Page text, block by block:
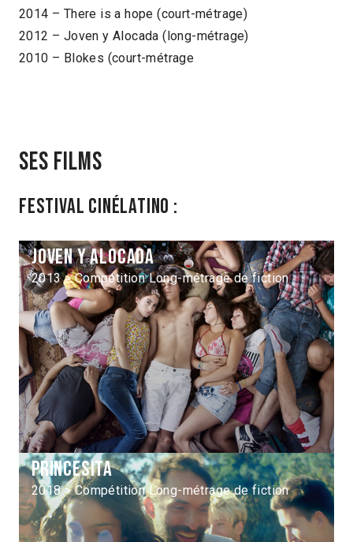
2014 – There is a hope (court-métrage)
2012 – Joven y Alocada (long-métrage)
2010 – Blokes (court-métrage
Ses films
Festival Cinélatino :
Joven y alocada
2013 > Compétition Long-métrage de fiction
Princesita
2018 > Compétition Long-métrage de fiction